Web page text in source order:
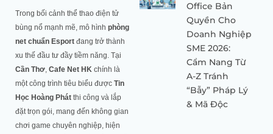
Trong bối cảnh thể thao điện tử
bùng nổ mạnh mẽ, mô hình phòng
net chuẩn Esport đang trở thành
xu thế đầu tư đầy tiềm năng. Tại
Cần Thơ, Cafe Net HK chính là
một công trình tiêu biểu được Tin
Học Hoàng Phát thi công và lắp
đặt trọn gói, mang đến không gian
chơi game chuyên nghiệp, hiện
Office Bản
Quyền Cho
Doanh Nghiệp
SME 2026:
Cẩm Nang Từ
A-Z Tránh
“Bẫy” Pháp Lý
& Mã Độc